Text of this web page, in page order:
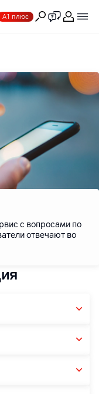
А1 плюс
c вопросами по
отвечают во